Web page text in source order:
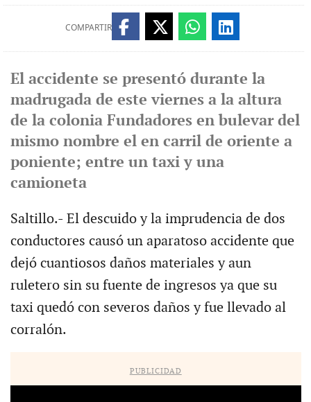
COMPARTIR
El accidente se presentó durante la
madrugada de este viernes a la altura
de la colonia Fundadores en bulevar del
mismo nombre el en carril de oriente a
poniente; entre un taxi y una
camioneta
Saltillo.- El descuido y la imprudencia de dos
conductores causó un aparatoso accidente que
dejó cuantiosos daños materiales y aun
ruletero sin su fuente de ingresos ya que su
taxi quedó con severos daños y fue llevado al
corralón.
PUBLICIDAD